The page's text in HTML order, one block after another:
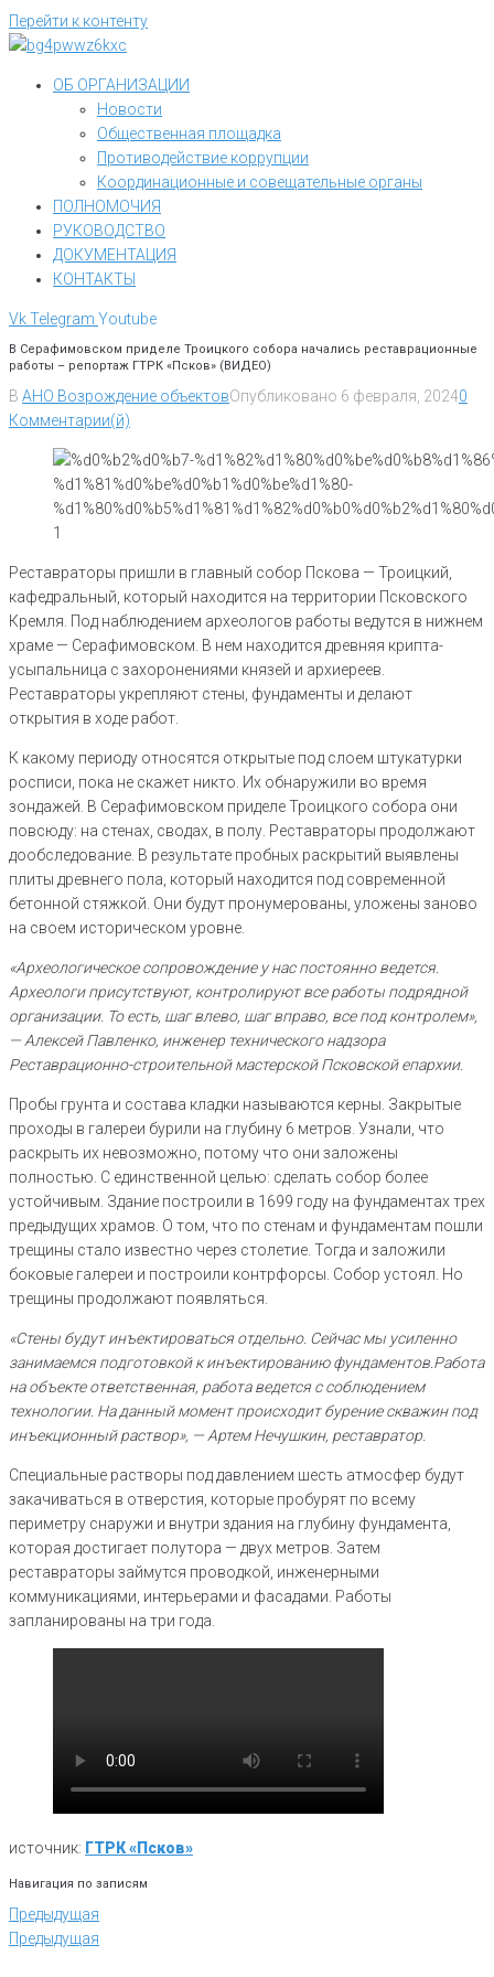
Перейти к контенту
ОБ ОРГАНИЗАЦИИ
Новости
Общественная площадка
Противодействие коррупции
Координационные и совещательные органы
ПОЛНОМОЧИЯ
РУКОВОДСТВО
ДОКУМЕНТАЦИЯ
КОНТАКТЫ
VkTelegram Youtube
В Серафимовском приделе Троицкого собора начались реставрационные
работы – репортаж ГТРК «Псков» (ВИДЕО)
В АНО Возрождение объектовОпубликовано 6 февраля, 20240
Комментарии(й)
Реставраторы пришли в главный собор Пскова — Троицкий,
кафедральный, который находится на территории Псковского
Кремля. Под наблюдением археологов работы ведутся в нижнем
храме — Серафимовском. В нем находится древняя крипта-
усыпальница с захоронениями князей и архиереев.
Реставраторы укрепляют стены, фундаменты и делают
открытия в ходе работ.
К какому периоду относятся открытые под слоем штукатурки
росписи, пока не скажет никто. Их обнаружили во время
зондажей. В Серафимовском приделе Троицкого собора они
повсюду: на стенах, сводах, в полу. Реставраторы продолжают
дообследование. В результате пробных раскрытий выявлены
плиты древнего пола, который находится под современной
бетонной стяжкой. Они будут пронумерованы, уложены заново
на своем историческом уровне.
«Археологическое сопровождение у нас постоянно ведется.
Археологи присутствуют, контролируют все работы подрядной
организации. То есть, шаг влево, шаг вправо, все под контролем»,
— Алексей Павленко, инженер технического надзора
Реставрационно-строительной мастерской Псковской епархии.
Пробы грунта и состава кладки называются керны. Закрытые
проходы в галереи бурили на глубину 6 метров. Узнали, что
раскрыть их невозможно, потому что они заложены
полностью. С единственной целью: сделать собор более
устойчивым. Здание построили в 1699 году на фундаментах трех
предыдущих храмов. О том, что по стенам и фундаментам пошли
трещины стало известно через столетие. Тогда и заложили
боковые галереи и построили контрфорсы. Собор устоял. Но
трещины продолжают появляться.
«Стены будут инъектироваться отдельно. Сейчас мы усиленно
занимаемся подготовкой к инъектированию фундаментов.Работа
на объекте ответственная, работа ведется с соблюдением
технологии. На данный момент происходит бурение скважин под
инъекционный раствор», — Артем Нечушкин, реставратор.
Специальные растворы под давлением шесть атмосфер будут
закачиваться в отверстия, которые пробурят по всему
периметру снаружи и внутри здания на глубину фундамента,
которая достигает полутора — двух метров. Затем
реставраторы займутся проводкой, инженерными
коммуникациями, интерьерами и фасадами. Работы
запланированы на три года.
источник: ГТРК «Псков»
Навигация по записям
Предыдущая
Предыдущая